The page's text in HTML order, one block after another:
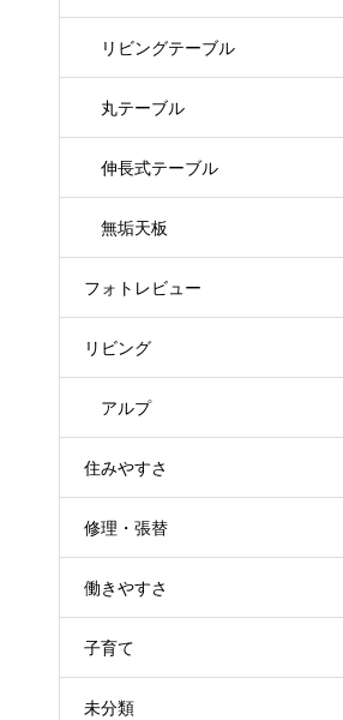
リビングテーブル
丸テーブル
伸長式テーブル
無垢天板
フォトレビュー
リビング
アルプ
住みやすさ
修理・張替
働きやすさ
子育て
未分類